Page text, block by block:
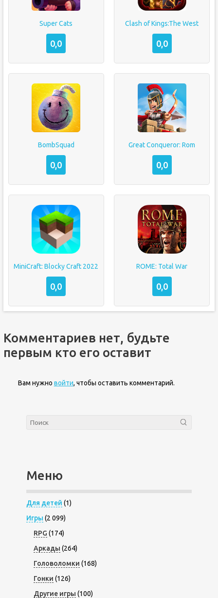
Super Cats
0,0
Clash of Kings:The West
0,0
BombSquad
0,0
Great Conqueror: Rom
0,0
MiniCraft: Blocky Craft 2022
0,0
ROME: Total War
0,0
Комментариев нет, будьте
первым кто его оставит
Вам нужно войти, чтобы оставить комментарий.
Меню
Для детей (1)
Игры (2 099)
RPG (174)
Аркады (264)
Головоломки (168)
Гонки (126)
Другие игры (100)